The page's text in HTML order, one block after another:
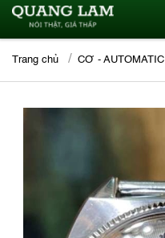
Trang chủ CƠ - AUTOMATIC